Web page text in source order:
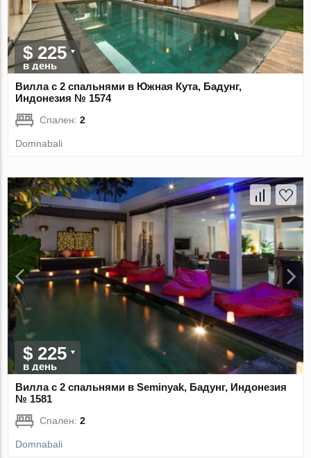
$ 225
в день
Вилла с 2 спальнями в Южная Кута, Бадунг,
Индонезия № 1574
Спален:2
Domnabali
$ 225
в день
Вилла с 2 спальнями в Seminyak, Бадунг, Индонезия
№ 1581
Спален:2
Domnabali